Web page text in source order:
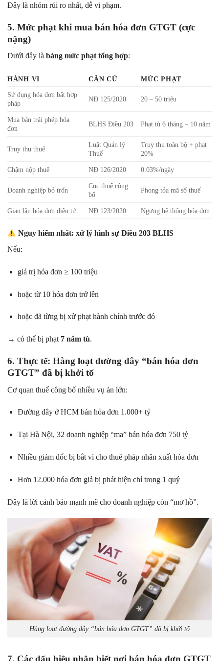
Đây là nhóm rủi ro nhất, dễ vi phạm.
5. Mức phạt khi mua bán hóa đơn GTGT (cực
nặng)
Dưới đây là bảng mức phạt tổng hợp:
HÀNH VI CĂN CỨ
MỨC PHẠT
Sử dụng hóa đơn bất hợp
pháp
NĐ 125/2020 20 – 50 triệu
Mua bán trái phép hóa
đơn
BLHS Điều 203 Phạt tù 6 tháng – 10 năm
Truy thu thuế
Luật Quản lý
Thuế
Truy thu toàn bộ + phạt
20%
Chậm nộp thuế NĐ 126/2020 0.03%/ngày
Doanh nghiệp bỏ trốn
Cục thuế công
bố
Phong tỏa mã số thuế
Gian lận hóa đơn điện tử NĐ 123/2020 Ngưng hệ thống hóa đơn
Nguy hiểm nhất:xử lý hình sự Điều 203 BLHS
Nếu:
giá trị hóa đơn ≥ 100 triệu
hoặc từ 10 hóa đơn trở lên
hoặc đã từng bị xử phạt hành chính trước đó
→ có thể bị phạt 7 năm tù.
6. Thực tế: Hàng loạt đường dây “bán hóa đơn
GTGT” đã bị khởi tố
Cơ quan thuế công bố nhiều vụ án lớn:
Đường dây ở HCM bán hóa đơn 1.000+ tỷ
Tại Hà Nội, 32 doanh nghiệp “ma” bán hóa đơn 750 tỷ
Nhiều giám đốc bị bắt vì cho thuê pháp nhân xuất hóa đơn
Hơn 12.000 hóa đơn giả bị phát hiện chỉ trong 1 quý
Đây là lời cảnh báo mạnh mẽ cho doanh nghiệp còn “mơ hồ”.
Hàng loạt đường dây “bán hóa đơn GTGT” đã bị khởi tố
7. Các dấu hiệu nhận biết nơi bán hóa đơn GTGT